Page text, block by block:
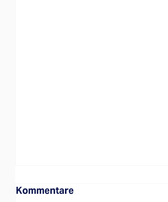
Kommentare